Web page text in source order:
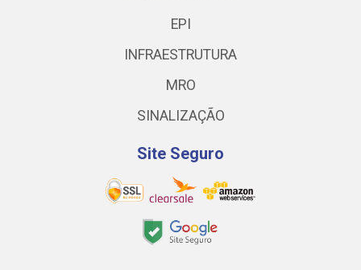
EPI
INFRAESTRUTURA
MRO
SINALIZAÇÃO
Site Seguro